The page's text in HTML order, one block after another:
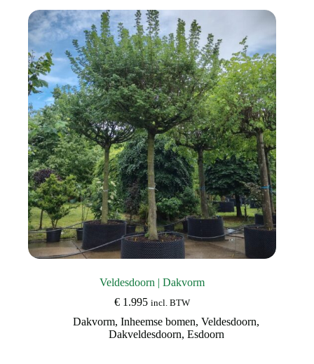
variaties.
Deze
optie
kan
gekozen
worden
op
de
productpagina
Veldesdoorn | Dakvorm
€ 1.995 incl. BTW
Dakvorm,Inheemse bomen,Veldesdoorn,
Dakveldesdoorn, Esdoorn